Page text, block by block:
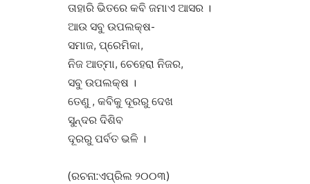
ତାହାରି ଭିତରେ କବି ଜମାଏ ଆସର ।
ଆଉ ସବୁ ଉପଲକ୍ଷ-
ସମାଜ, ପ୍ରେମିକା,
ନିଜ ଆତ୍ମା, ଚେହେରା ନିଜର,
ସବୁ ଉପଲକ୍ଷ ।
ତେଣୁ , କବିକୁ ଦୂରରୁ ଦେଖ
ସୁନ୍ଦର ଦିଶିବ
ଦୂରରୁ ପର୍ବତ ଭଳି ।
(ରଚନା:ଏପ୍ରିଲ ୨୦୦୩)